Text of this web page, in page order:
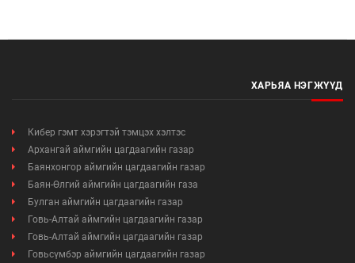
ХАРЬЯА НЭГЖҮҮД
Кибер гэмт хэрэгтэй тэмцэх хэлтэс
Архангай аймгийн цагдаагийн газар
Баянхонгор аймгийн цагдаагийн газар
Баян-Өлгий аймгийн цагдаагийн газа
Булган аймгийн цагдаагийн газар
Говь-Алтай аймгийн цагдаагийн газар
Говь-Алтай аймгийн цагдаагийн газар
Говьсүмбэр аймгийн цагдаагийн газар